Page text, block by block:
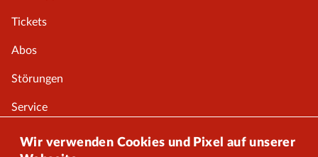
Wir verwenden Cookies und Pixel auf unserer
Tickets
Abos
Störungen
Service
Onlineshop